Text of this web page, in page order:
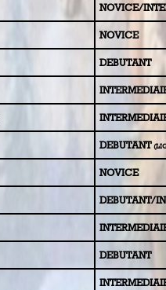
NOVICE/
NOVICE
DEBUTANT
DEBUTANT
NOVICE
DEBUTANT/
DEBUTANT